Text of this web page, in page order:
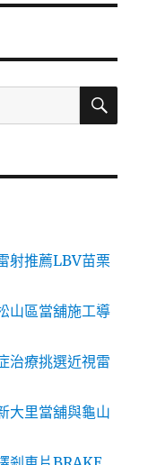
搜
射推薦LBV苗栗
山區當舖施工導
治療挑選近視雷
大里當舖與龜山